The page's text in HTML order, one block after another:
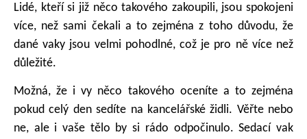
Lidé, kteří si již něco takového zakoupili, jsou spokojeni
více, než sami čekali a to zejména z toho důvodu, že
dané vaky jsou velmi pohodlné, což je pro ně více než
důležité.
Možná, že i vy něco takového oceníte a to zejména
pokud celý den sedíte na kancelářské židli. Věřte nebo
ne, ale i vaše tělo by si rádo odpočinulo. Sedací vak